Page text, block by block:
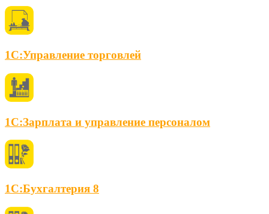
1С:Управление торговлей
1С:Зарплата и управление персоналом
1С:Бухгалтерия 8